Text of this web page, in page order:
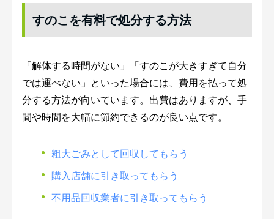
すのこを有料で処分する方法
「解体する時間がない」「すのこが大きすぎて自分
では運べない」といった場合には、費用を払って処
分する方法が向いています。出費はありますが、手
間や時間を大幅に節約できるのが良い点です。
粗大ごみとして回収してもらう
購入店舗に引き取ってもらう
不用品回収業者に引き取ってもらう